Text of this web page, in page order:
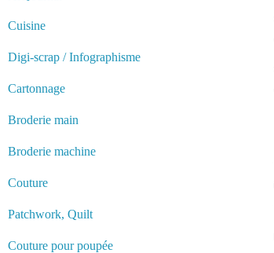
Cuisine
Digi-scrap / Infographisme
Cartonnage
Broderie main
Broderie machine
Couture
Patchwork, Quilt
Couture pour poupée